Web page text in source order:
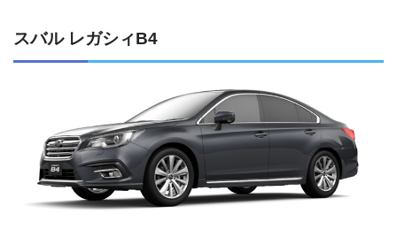
スバル レガシィB4